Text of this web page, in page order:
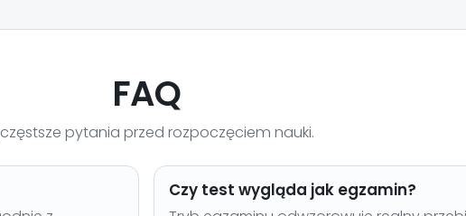
FAQ
pytania przed rozpoczęciem nauki.
Czy test wygląda jak egzamin?